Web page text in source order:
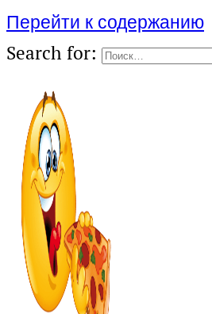
Перейти к содержанию
Search for: